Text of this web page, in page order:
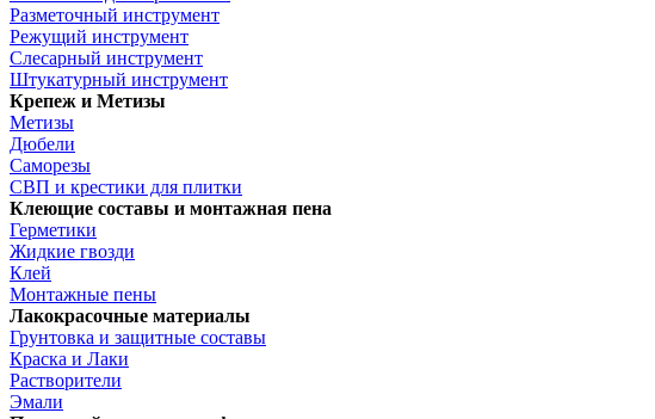
Разметочный инструмент
Режущий инструмент
Слесарный инструмент
Штукатурный инструмент
Крепеж и Метизы
Метизы
Дюбели
Саморезы
СВП и крестики для плитки
Клеющие составы и монтажная пена
Герметики
Жидкие гвозди
Клей
Монтажные пены
Лакокрасочные материалы
Грунтовка и защитные составы
Краска и Лаки
Растворители
Эмали